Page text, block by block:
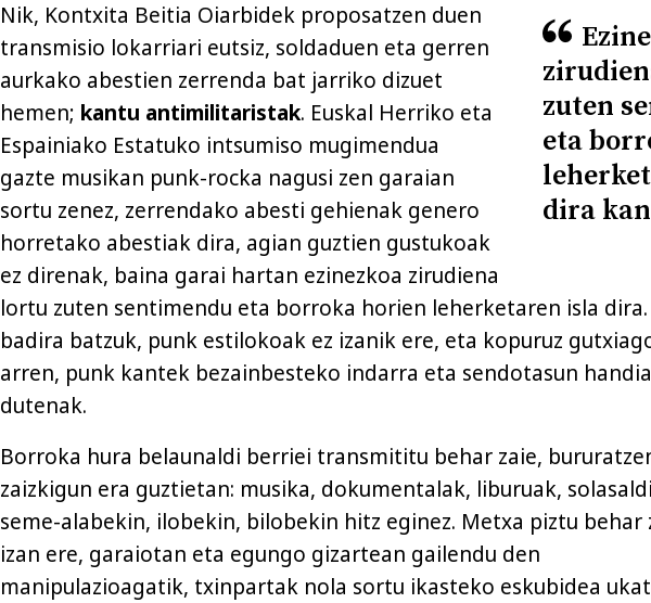
zuten
eta
dira
Nik, Kontxita Beitia Oiarbidek proposatzen duen
transmisio lokarriari eutsiz, soldaduen eta gerren
aurkako abestien zerrenda bat jarriko dizuet
hemen; kantu antimilitaristak. Euskal Herriko eta
Espainiako Estatuko intsumiso mugimendua
gazte musikan punk-rocka nagusi zen garaian
sortu zenez, zerrendako abesti gehienak genero
horretako abestiak dira, agian guztien gustukoak
ez direnak, baina garai hartan ezinezkoa zirudiena
lortu zuten sentimendu eta borroka horien leherketaren isla dira.
badira batzuk, punk estilokoak ez izanik ere, eta kopuruz
arren, punk kantek bezainbesteko indarra eta sendotasun handia
dutenak.
Borroka hura belaunaldi berriei transmititu behar zaie,
zaizkigun era guztietan: musika, dokumentalak, liburuak,
seme-alabekin, ilobekin, bilobekin hitz eginez. Metxa piztu behar
izan ere, garaiotan eta egungo gizartean gailendu den
manipulazioagatik, txinpartak nola sortu ikasteko eskubidea